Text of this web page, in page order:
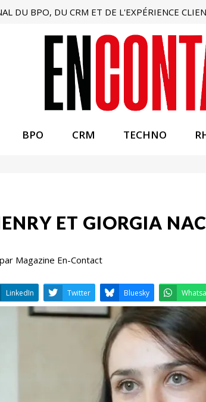
DU BPO, DU CRM ET DE L'EXPÉRIENCE
BPO CRM TECHNO
ET GIORGIA
Magazine En-Contact
LinkedIn Twitter